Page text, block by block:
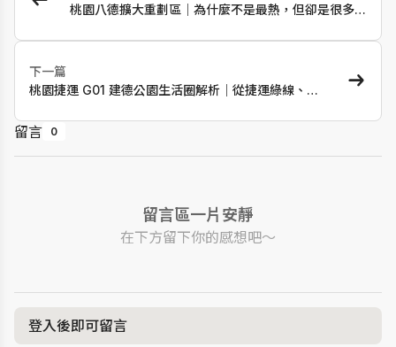
桃園八德擴大重劃區｜為什麼不是最熱，但卻是很多人
下一篇
桃園捷運 G01 建德公園生活圈解析｜從捷運綠線、學
留言 0
留言區一片安靜
在下方留下你的感想吧～
登入後即可留言